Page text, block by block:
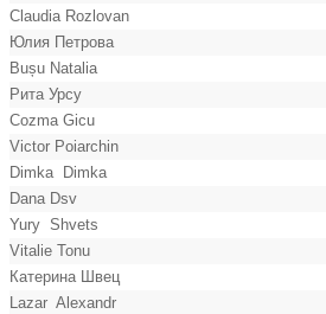
Claudia Rozlovan
Юлия Петрова
Bușu Natalia
Рита Урсу
Cozma Gicu
Victor Poiarchin
Dimka Dimka
Dana Dsv
Yury Shvets
Vitalie Tonu
Катерина Швец
Lazar Alexandr